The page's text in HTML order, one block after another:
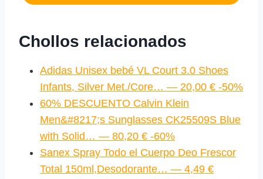
Chollos relacionados
Adidas Unisex bebé VL Court 3.0 Shoes
Infants, Silver Met./Core… — 20,00 € -50%
60% DESCUENTO Calvin Klein
Men&#8217;s Sunglasses CK25509S Blue
with Solid… — 80,20 € -60%
Sanex Spray Todo el Cuerpo Deo Frescor
Total 150ml,Desodorante… — 4,49 €